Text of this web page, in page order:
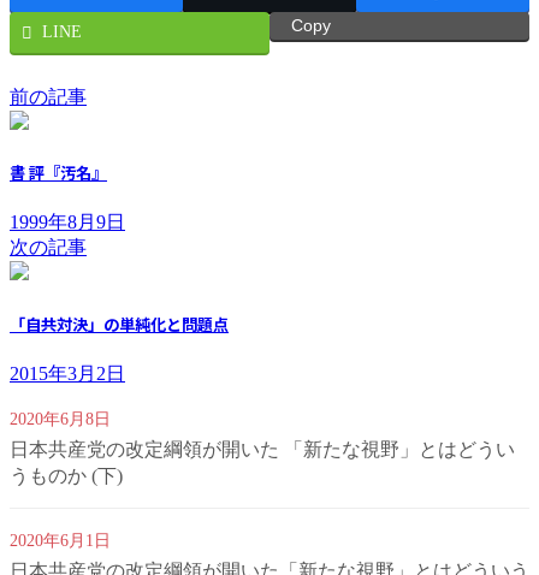
LINE Copy
前の記事
書 評『汚名』
1999年8月9日
次の記事
「自共対決」の単純化と問題点
2015年3月2日
2020年6月8日
日本共産党の改定綱領が開いた 「新たな視野」とはどうい
うものか (下)
2020年6月1日
日本共産党の改定綱領が開いた「新たな視野」とはどういう